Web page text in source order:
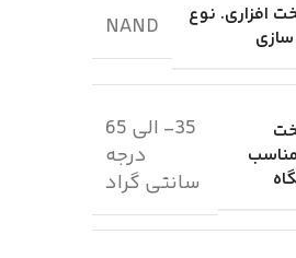
افزاری. نوع
NAND
35- الی 65
درجه
سانتی گراد